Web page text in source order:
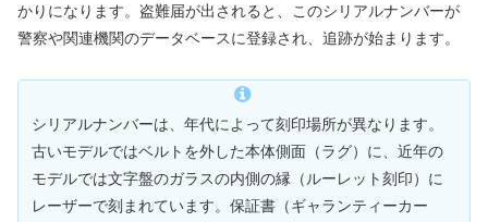
かりになります。盗難届が出されると、このシリアルナンバーが
警察や関連機関のデータベースに登録され、追跡が始まります。
シリアルナンバーは、年代によって刻印場所が異なります。
古いモデルではベルトを外した本体側面（ラグ）に、近年の
モデルでは文字盤のガラスの内側の縁（ルーレット刻印）に
レーザーで刻まれています。保証書（ギャランティーカー